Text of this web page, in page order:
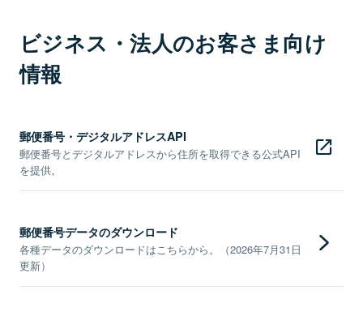
ビジネス・法人のお客さま向け
情報
郵便番号・デジタルアドレスAPI
郵便番号とデジタルアドレスから住所を取得できる公式API
を提供。
郵便番号データのダウンロード
各種データのダウンロードはこちらから。（2026年7月31日
更新）